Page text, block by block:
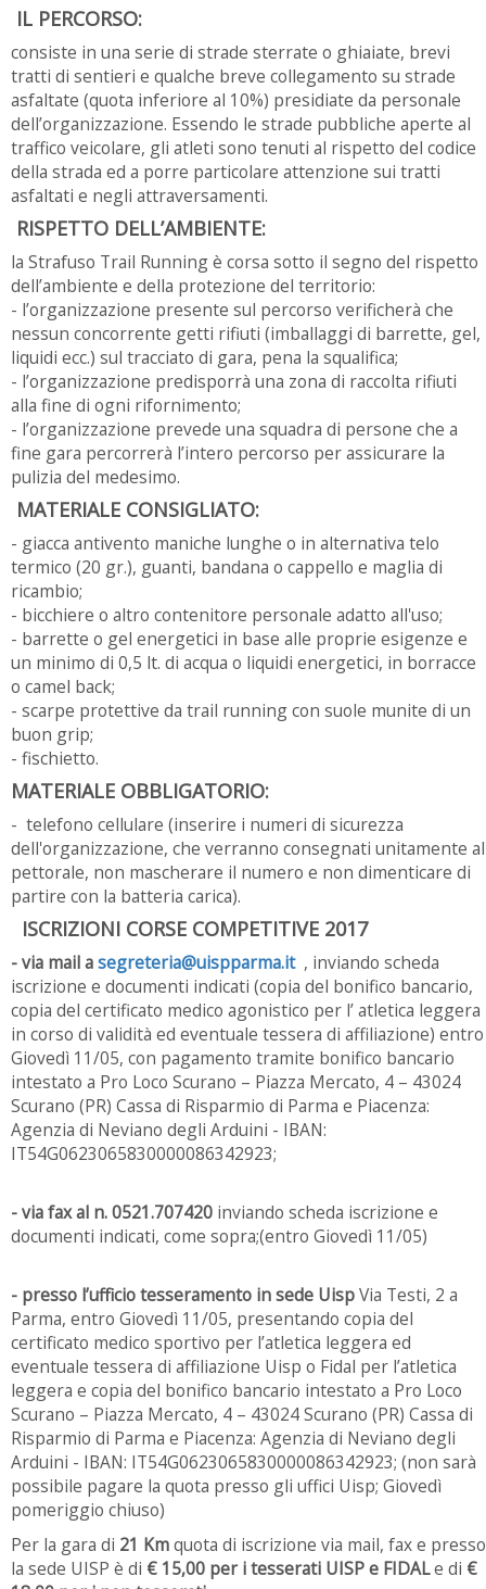
IL PERCORSO:
consiste in una serie di strade sterrate o ghiaiate, brevi
tratti di sentieri e qualche breve collegamento su strade
asfaltate (quota inferiore al 10%) presidiate da personale
dell’organizzazione. Essendo le strade pubbliche aperte al
traffico veicolare, gli atleti sono tenuti al rispetto del codice
della strada ed a porre particolare attenzione sui tratti
asfaltati e negli attraversamenti.
RISPETTO DELL’AMBIENTE:
la Strafuso Trail Running è corsa sotto il segno del rispetto
dell’ambiente e della protezione del territorio:
- l’organizzazione presente sul percorso verificherà che
nessun concorrente getti rifiuti (imballaggi di barrette, gel,
liquidi ecc.) sul tracciato di gara, pena la squalifica;
- l’organizzazione predisporrà una zona di raccolta rifiuti
alla fine di ogni rifornimento;
- l’organizzazione prevede una squadra di persone che a
fine gara percorrerà l’intero percorso per assicurare la
pulizia del medesimo.
MATERIALE CONSIGLIATO:
- giacca antivento maniche lunghe o in alternativa telo
termico (20 gr.), guanti, bandana o cappello e maglia di
ricambio;
- bicchiere o altro contenitore personale adatto all'uso;
- barrette o gel energetici in base alle proprie esigenze e
un minimo di 0,5 lt. di acqua o liquidi energetici, in borracce
o camel back;
- scarpe protettive da trail running con suole munite di un
buon grip;
- fischietto.
MATERIALE OBBLIGATORIO:
- telefono cellulare (inserire i numeri di sicurezza
dell'organizzazione, che verranno consegnati unitamente al
pettorale, non mascherare il numero e non dimenticare di
partire con la batteria carica).
ISCRIZIONI CORSE COMPETITIVE 2017
- via mail asegreteria@uispparma.it, inviando scheda
iscrizione e documenti indicati (copia del bonifico bancario,
copia del certificato medico agonistico per l’ atletica leggera
in corso di validità ed eventuale tessera di affiliazione) entro
Giovedì 11/05, con pagamento tramite bonifico bancario
intestato a Pro Loco Scurano – Piazza Mercato, 4 – 43024
Scurano (PR) Cassa di Risparmio di Parma e Piacenza:
Agenzia di Neviano degli Arduini - IBAN:
IT54G0623065830000086342923;
- via fax al n. 0521.707420 inviando scheda iscrizione e
documenti indicati, come sopra;(entro Giovedì 11/05)
- presso l’ufficio tesseramento in sede UispVia Testi, 2 a
Parma, entro Giovedì 11/05, presentando copia del
certificato medico sportivo per l’atletica leggera ed
eventuale tessera di affiliazione Uisp o Fidal per l’atletica
leggera e copia del bonifico bancario intestato a Pro Loco
Scurano – Piazza Mercato, 4 – 43024 Scurano (PR) Cassa di
Risparmio di Parma e Piacenza: Agenzia di Neviano degli
Arduini - IBAN: IT54G0623065830000086342923; (non sarà
possibile pagare la quota presso gli uffici Uisp; Giovedì
pomeriggio chiuso)
Per la gara di 21 Kmquota di iscrizione via mail, fax e presso
la sede UISP è di € 15,00 per i tesserati UISP e FIDALe di €